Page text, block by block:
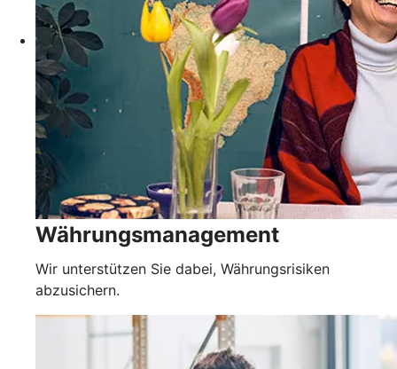
Währungsmanagement
Wir unterstützen Sie dabei, Währungsrisiken
abzusichern.